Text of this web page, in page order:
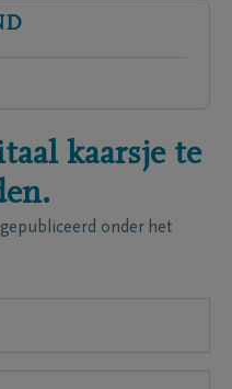
kaarsje te
onder het